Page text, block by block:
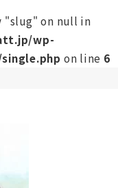
on null in
wp-
on line 6